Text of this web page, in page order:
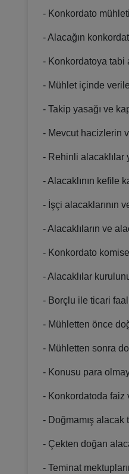
- Konkordato
- Alacağın
- Konkordatoya tabi
- Mühlet içinde
- Takip yasağı ve
- Mevcut hacizlerin
- Rehinli alacaklılar
- Alacaklının kefile
- İşçi alacaklarının
- Alacaklıların ve
- Konkordato
- Alacaklılar
- Borçlu ile ticari
- Mühletten önce
- Mühletten sonra
- Konusu para
- Konkordatoda faiz
- Doğmamış alacak
- Çekten doğan
- Teminat